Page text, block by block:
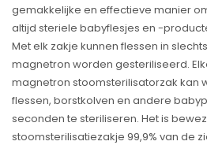
gemakkelijke en effectieve manier
altijd steriele babyflesjes en -
Met elk zakje kunnen flessen in
magnetron worden gesteriliseerd.
magnetron stoomsterilisatorzak kan
flessen, borstkolven en andere
seconden te steriliseren. Het is
stoomsterilisatiezakje 99,9% van de